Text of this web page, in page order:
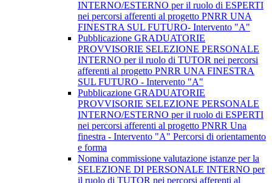
INTERNO/ESTERNO per il ruolo di ESPERTI
nei percorsi afferenti al progetto PNRR UNA
FINESTRA SUL FUTURO- Intervento "A"
Pubblicazione GRADUATORIE
PROVVISORIE SELEZIONE PERSONALE
INTERNO per il ruolo di TUTOR nei percorsi
afferenti al progetto PNRR UNA FINESTRA
SUL FUTURO - Intervento "A"
Pubblicazione GRADUATORIE
PROVVISORIE SELEZIONE PERSONALE
INTERNO/ESTERNO per il ruolo di ESPERTI
nei percorsi afferenti al progetto PNRR Una
finestra - Intervento "A" Percorsi di orientamento
e forma
Nomina commissione valutazione istanze per la
SELEZIONE DI PERSONALE INTERNO per
il ruolo di TUTOR nei percorsi afferenti al